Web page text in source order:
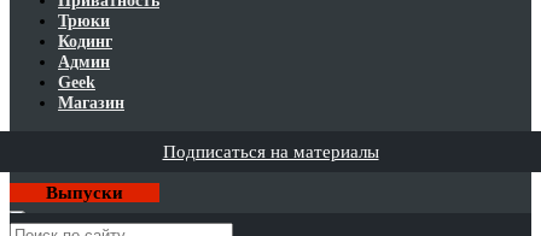
Трюки
Кодинг
Админ
Geek
Магазин
Подписаться на материалы
Выпуски
Годовая